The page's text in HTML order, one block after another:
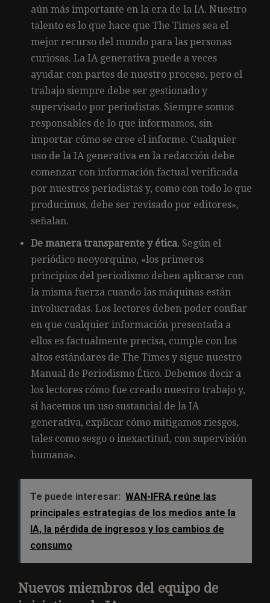
aún más importante en la era de la IA. Nuestro
talento es lo que hace que The Times sea el
mejor recurso del mundo para las personas
curiosas. La IA generativa puede a veces
ayudar con partes de nuestro proceso, pero el
trabajo siempre debe ser gestionado y
supervisado por periodistas. Siempre somos
responsables de lo que informamos, sin
importar cómo se cree el informe. Cualquier
uso de la IA generativa en la redacción debe
comenzar con información factual verificada
por nuestros periodistas y, como con todo lo que
producimos, debe ser revisado por editores»,
señalan.
De manera transparente y ética. Según el
periódico neoyorquino, «los primeros
principios del periodismo deben aplicarse con
la misma fuerza cuando las máquinas están
involucradas. Los lectores deben poder confiar
en que cualquier información presentada a
ellos es factualmente precisa, cumple con los
altos estándares de The Times y sigue nuestro
Manual de Periodismo Ético. Debemos decir a
los lectores cómo fue creado nuestro trabajo y,
si hacemos un uso sustancial de la IA
generativa, explicar cómo mitigamos riesgos,
tales como sesgo o inexactitud, con supervisión
humana».
Te puede interesar: WAN-IFRA reúne las
principales estrategias de los medios ante la
IA, la pérdida de ingresos y los cambios de
consumo
Nuevos miembros del equipo de